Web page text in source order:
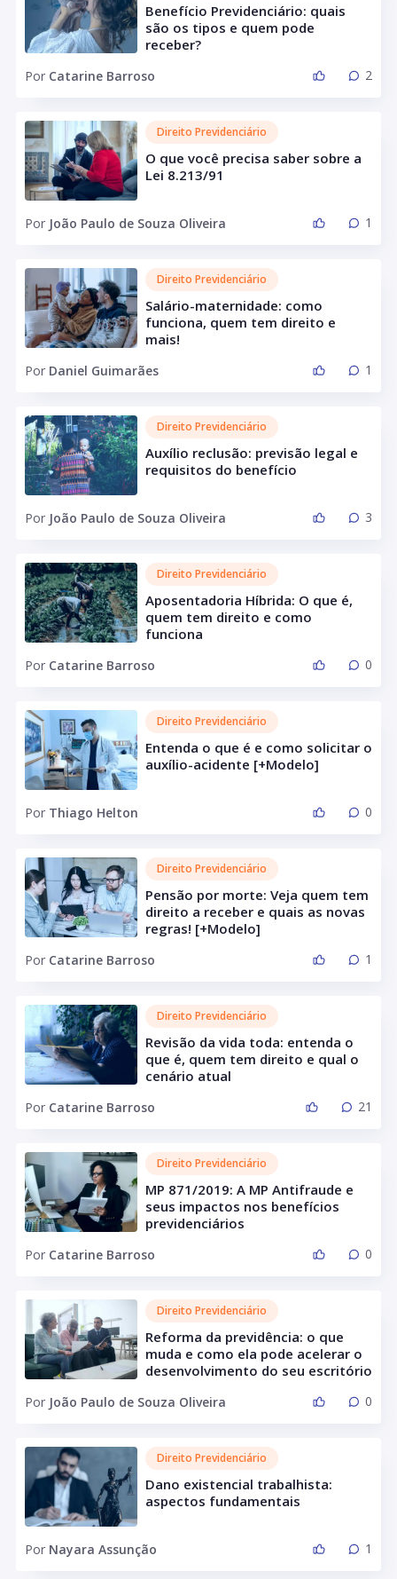
Benefício Previdenciário: quais
são os tipos e quem pode
receber?
Por Catarine Barroso 2
Direito Previdenciário
O que você precisa saber sobre a
Lei 8.213/91
Por João Paulo de Souza Oliveira 1
Direito Previdenciário
Salário-maternidade: como
funciona, quem tem direito e
mais!
Por Daniel Guimarães 1
Direito Previdenciário
Auxílio reclusão: previsão legal e
requisitos do benefício
Por João Paulo de Souza Oliveira 3
Direito Previdenciário
Aposentadoria Híbrida: O que é,
quem tem direito e como
funciona
Por Catarine Barroso 0
Direito Previdenciário
Entenda o que é e como solicitar o
auxílio-acidente [+Modelo]
Por Thiago Helton 0
Direito Previdenciário
Pensão por morte: Veja quem tem
direito a receber e quais as novas
regras! [+Modelo]
Por Catarine Barroso 1
Direito Previdenciário
Revisão da vida toda: entenda o
que é, quem tem direito e qual o
cenário atual
Por Catarine Barroso 21
Direito Previdenciário
MP 871/2019: A MP Antifraude e
seus impactos nos benefícios
previdenciários
Por Catarine Barroso 0
Direito Previdenciário
Reforma da previdência: o que
muda e como ela pode acelerar o
desenvolvimento do seu escritório
Por João Paulo de Souza Oliveira 0
Direito Previdenciário
Dano existencial trabalhista:
aspectos fundamentais
Por Nayara Assunção 1